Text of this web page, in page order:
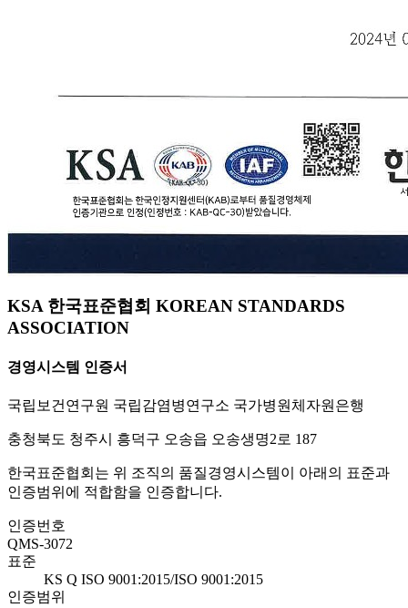
KSA 한국표준협회 KOREAN STANDARDS
ASSOCIATION
경영시스템 인증서
국립보건연구원 국립감염병연구소 국가병원체자원은행
충청북도 청주시 흥덕구 오송읍 오송생명2로 187
한국표준협회는 위 조직의 품질경영시스템이 아래의 표준과
인증범위에 적합함을 인증합니다.
인증번호
QMS-3072
표준
KS Q ISO 9001:2015/ISO 9001:2015
인증범위